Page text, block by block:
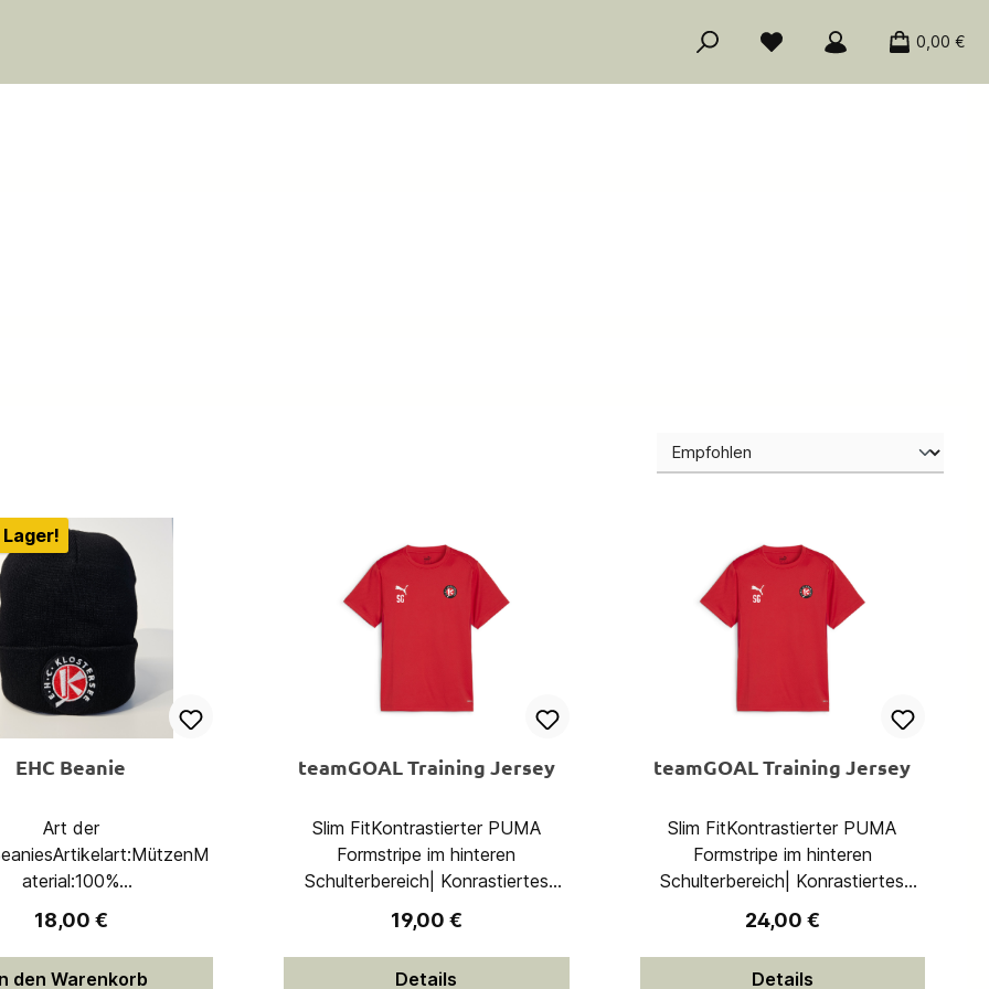
0,00 €
EHC Beanie
Art der
aterial:100%
nweis:40°C
&
Regulärer Preis:
18,00 €
den Warenkorb
teamGOAL Training Jersey
Slim FitKontrastierter PUMA
Formstripe im hinteren
Schulterbereich| Konrastiertes
Desgin im unteren Bereich| Mesh-
Einsatz im Rückenbereich für
bessere Atmungsaktivität|
Regulärer Preis:
19,00 €
Details
teamGOAL Training Jersey
Slim FitKontrastierter PUMA
Formstripe im hinteren
Schulterbereich| Konrastiertes
Desgin im unteren Bereich| Mesh-
Einsatz im Rückenbereich für
bessere Atmungsaktivität|
Regulärer Preis:
24,00 €
Details